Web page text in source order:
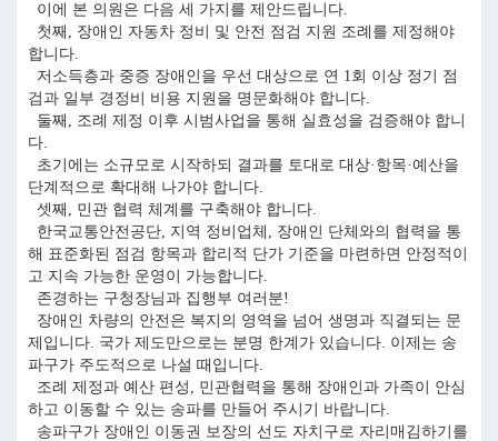
이에 본 의원은 다음 세 가지를 제안드립니다.
첫째, 장애인 자동차 정비 및 안전 점검 지원 조례를 제정해야
합니다.
저소득층과 중증 장애인을 우선 대상으로 연 1회 이상 정기 점
검과 일부 경정비 비용 지원을 명문화해야 합니다.
둘째, 조례 제정 이후 시범사업을 통해 실효성을 검증해야 합니
다.
초기에는 소규모로 시작하되 결과를 토대로 대상·항목·예산을
단계적으로 확대해 나가야 합니다.
셋째, 민관 협력 체계를 구축해야 합니다.
한국교통안전공단, 지역 정비업체, 장애인 단체와의 협력을 통
해 표준화된 점검 항목과 합리적 단가 기준을 마련하면 안정적이
고 지속 가능한 운영이 가능합니다.
존경하는 구청장님과 집행부 여러분!
장애인 차량의 안전은 복지의 영역을 넘어 생명과 직결되는 문
제입니다. 국가 제도만으로는 분명 한계가 있습니다. 이제는 송
파구가 주도적으로 나설 때입니다.
조례 제정과 예산 편성, 민관협력을 통해 장애인과 가족이 안심
하고 이동할 수 있는 송파를 만들어 주시기 바랍니다.
송파구가 장애인 이동권 보장의 선도 자치구로 자리매김하기를